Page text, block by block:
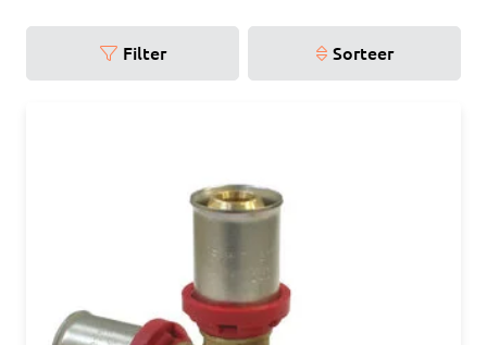
Filter Sorteer